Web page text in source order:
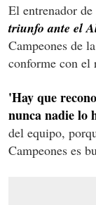
El entrenador
triunfo ante el
Campeones de
conforme con el
'Hay que
nunca nadie lo
del equipo,
Campeones es